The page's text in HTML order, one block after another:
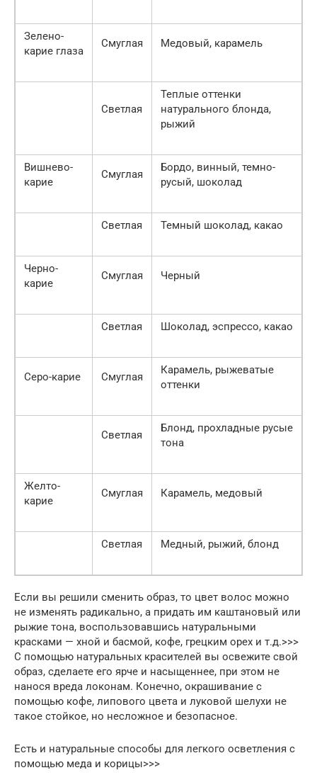
Зелено-
карие глаза
Смуглая Медовый, карамель
Светлая
Теплые оттенки
натурального блонда,
рыжий
Вишнево-
карие
Смуглая
Бордо, винный, темно-
русый, шоколад
Светлая Темный шоколад, какао
Черно-
карие
Смуглая Черный
Светлая Шоколад, эспрессо, какао
Серо-карие Смуглая
Карамель, рыжеватые
оттенки
Светлая
Блонд, прохладные русые
тона
Желто-
карие
Смуглая Карамель, медовый
Светлая Медный, рыжий, блонд
Если вы решили сменить образ, то цвет волос можно
не изменять радикально, а придать им каштановый или
рыжие тона, воспользовавшись натуральными
красками — хной и басмой, кофе, грецким орех и т.д.>>>
С помощью натуральных красителей вы освежите свой
образ, сделаете его ярче и насыщеннее, при этом не
нанося вреда локонам. Конечно, окрашивание с
помощью кофе, липового цвета и луковой шелухи не
такое стойкое, но несложное и безопасное.
Есть и натуральные способы для легкого осветления с
помощью меда и корицы>>>